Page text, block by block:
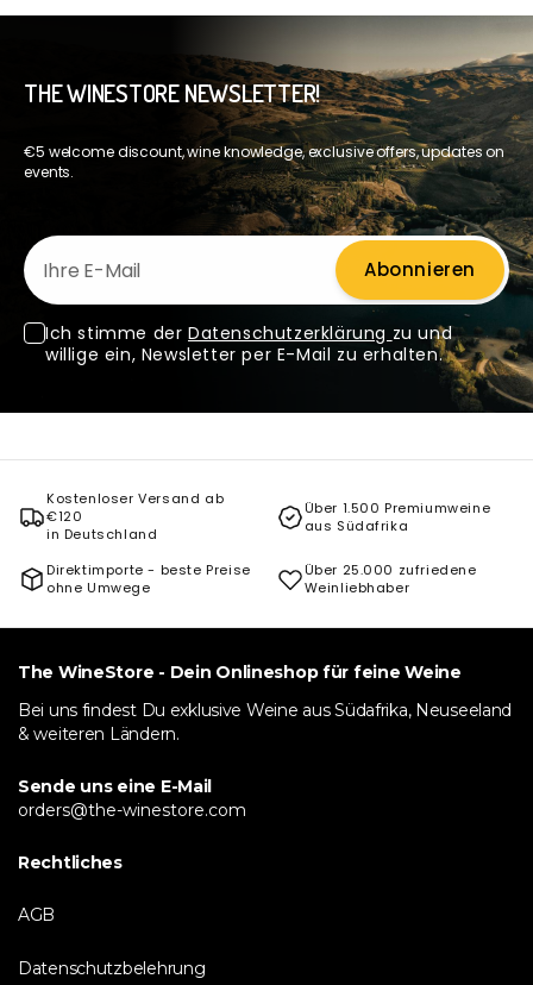
THE WINESTORE NEWSLETTER!
€5 welcome discount, wine knowledge, exclusive offers, updates on
events.
Ihre E-Mail
Abonnieren
Ich stimme der Datenschutzerklärung zu und
willige ein, Newsletter per E-Mail zu erhalten.
Kostenloser Versand ab
€120
in Deutschland
Über 1.500 Premiumweine
aus Südafrika
Direktimporte - beste Preise
ohne Umwege
Über 25.000 zufriedene
Weinliebhaber
The WineStore - Dein Onlineshop für feine Weine
Bei uns findest Du exklusive Weine aus Südafrika, Neuseeland
& weiteren Ländern.
Sende uns eine E-Mail
orders@the-winestore.com
Rechtliches
AGB
Datenschutzbelehrung